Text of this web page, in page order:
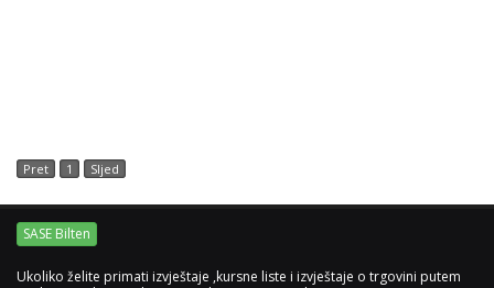
Pret 1 Sljed
SASE Bilten
Ukoliko želite primati izvještaje ,kursne liste i izvještaje o trgovini putem